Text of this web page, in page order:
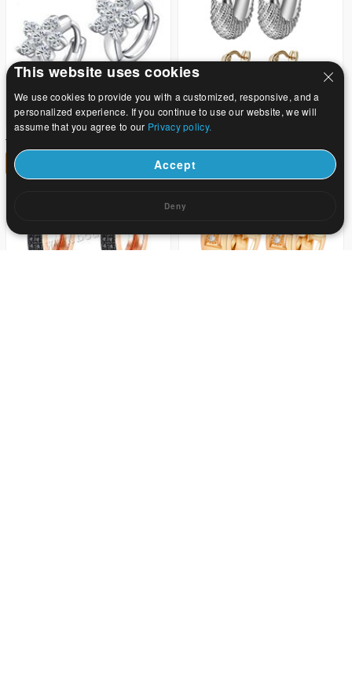
US$ 34
32
32
This website uses cookies
We use cookies to provide you with a customized, responsive, and a
personalized experience. If you continue to use our website, we will
assume that you agree to our Privacy policy.
Accept
Deny